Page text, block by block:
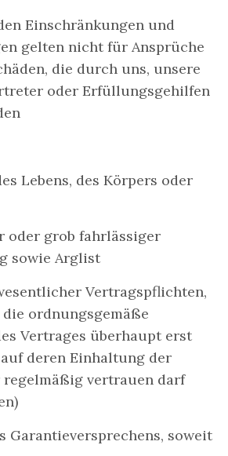
Einschränkungen und
gelten nicht für Ansprüche
die durch uns, unsere
oder Erfüllungsgehilfen
Lebens, des Körpers oder
oder grob fahrlässiger
sowie Arglist
Vertragspflichten,
ordnungsgemäße
Vertrages überhaupt erst
deren Einhaltung der
vertrauen darf
Garantieversprechens, soweit